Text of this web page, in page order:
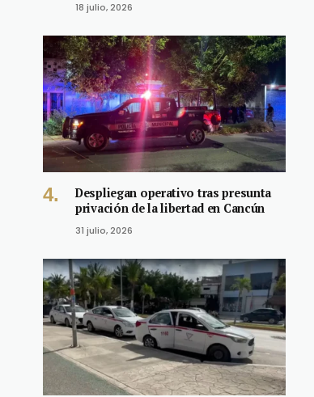
18 julio, 2026
Despliegan operativo tras presunta
privación de la libertad en Cancún
31 julio, 2026